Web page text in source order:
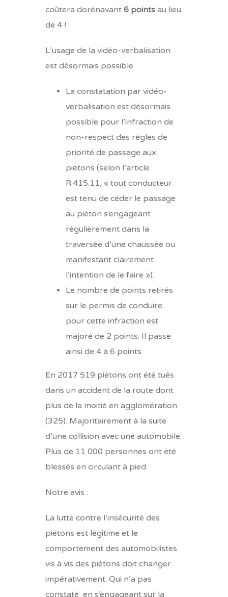
coûtera dorénavant 6 points au lieu
de 4 !
L’usage de la vidéo-verbalisation
est désormais possible.
La constatation par vidéo-
verbalisation est désormais
possible pour l’infraction de
non-respect des règles de
priorité de passage aux
piétons (selon l’article
R.415.11, « tout conducteur
est tenu de céder le passage
au piéton s’engageant
régulièrement dans la
traversée d’une chaussée ou
manifestant clairement
l’intention de le faire »).
Le nombre de points retirés
sur le permis de conduire
pour cette infraction est
majoré de 2 points. Il passe
ainsi de 4 à 6 points.
En 2017 519 piétons ont été tués
dans un accident de la route dont
plus de la moitié en agglomération
(325). Majoritairement à la suite
d’une collision avec une automobile.
Plus de 11 000 personnes ont été
blessés en circulant à pied.
Notre avis :
La lutte contre l’insécurité des
piétons est légitime et le
comportement des automobilistes
vis à vis des piétons doit changer
impérativement. Qui n’a pas
constaté en s’engageant sur la